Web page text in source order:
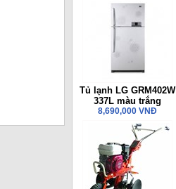
Tủ lạnh LG GRM402W
337L màu trắng
8,690,000 VNĐ